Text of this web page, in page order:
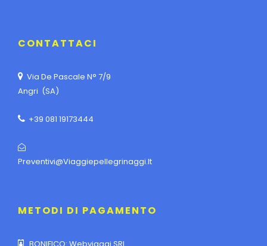
CONTATTACI
Via De Pascale N° 7/9
Angri (SA)
+39 081 19173444
Preventivi@viaggiepellegrinaggi.it
METODI DI PAGAMENTO